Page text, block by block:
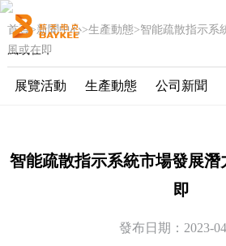
網站首頁
智能疏散
首頁>新聞中心>生產動態>智能疏散指示系
風或在即
展覽活動 生產動態 公司新聞
智能疏散指示系統市場發展潛
即
發布日期：2023-